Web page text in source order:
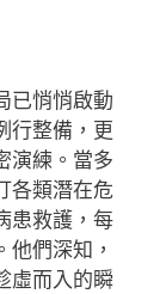
已悄悄啟動
行整備，更
演練。當多
各類潛在危
患救護，每
們深知，
虛而入的瞬